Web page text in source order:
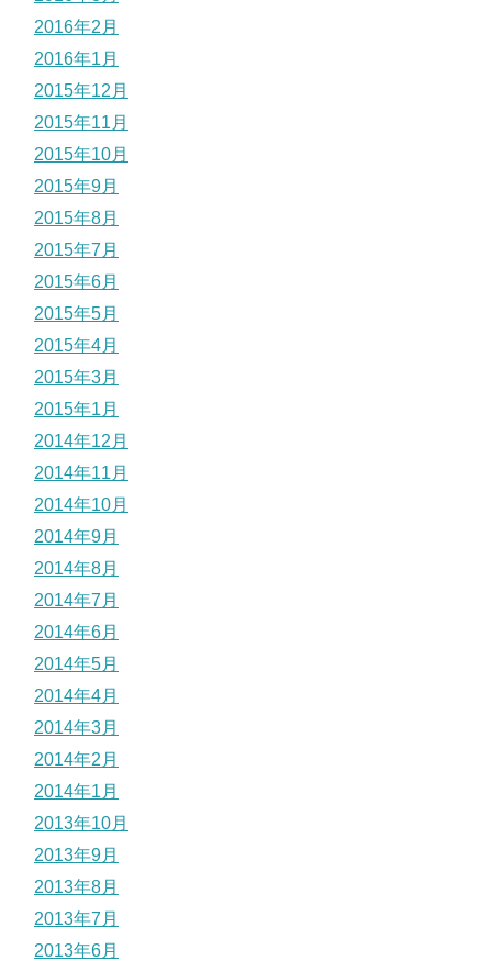
2016年2月
2016年1月
2015年12月
2015年11月
2015年10月
2015年9月
2015年8月
2015年7月
2015年6月
2015年5月
2015年4月
2015年3月
2015年1月
2014年12月
2014年11月
2014年10月
2014年9月
2014年8月
2014年7月
2014年6月
2014年5月
2014年4月
2014年3月
2014年2月
2014年1月
2013年10月
2013年9月
2013年8月
2013年7月
2013年6月